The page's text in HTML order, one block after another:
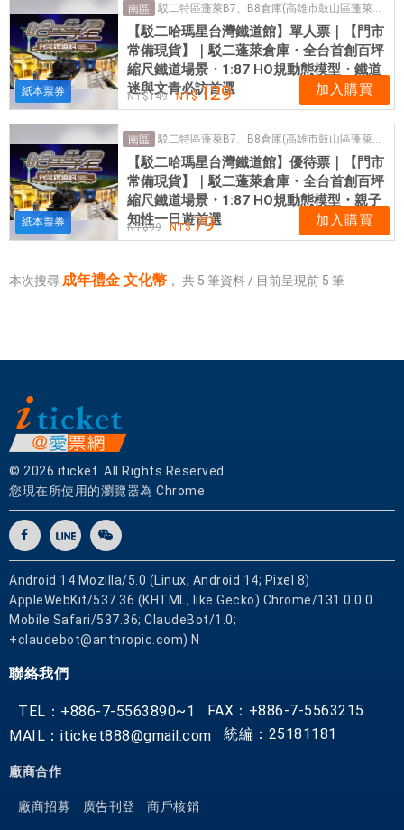
紙本票券
南區 駁二特區蓬萊B7、B8倉庫(高雄市鼓山區蓬萊路99號)
【駁二哈瑪星台灣鐵道館】單人票｜【門市
常備現貨】｜駁二蓬萊倉庫・全台首創百坪
縮尺鐵道場景・1:87 HO規動態模型・鐵道
迷與文青必訪首選
149 129 加入購買
紙本票券
南區 駁二特區蓬萊B7、B8倉庫(高雄市鼓山區蓬萊路99號)
【駁二哈瑪星台灣鐵道館】優待票｜【門市
常備現貨】｜駁二蓬萊倉庫・全台首創百坪
縮尺鐵道場景・1:87 HO規動態模型・親子
知性一日遊首選
99 79 加入購買
本次搜尋 成年禮金 文化幣 ， 共 5 筆資料 / 目前呈現前 5 筆
© 2026 iticket. All Rights Reserved.
您現在所使用的瀏覽器為 Chrome
Android 14 Mozilla/5.0 (Linux; Android 14; Pixel 8)
AppleWebKit/537.36 (KHTML, like Gecko) Chrome/131.0.0.0
Mobile Safari/537.36; ClaudeBot/1.0;
+claudebot@anthropic.com) N
聯絡我們
TEL：+886-7-5563890~1
FAX：+886-7-5563215
MAIL：iticket888@gmail.com
統編：25181181
廠商合作
廠商招募 廣告刊登 商戶核銷